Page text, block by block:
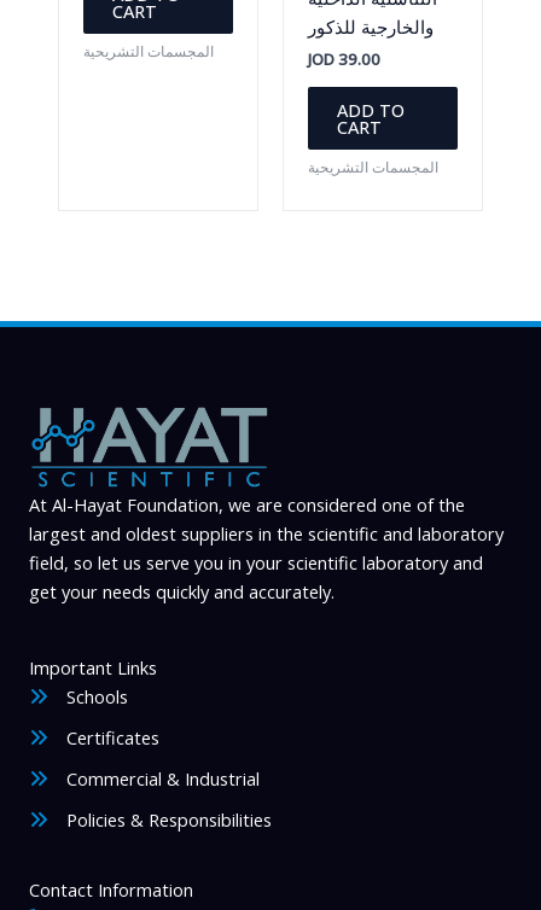
CART
المجسمات التشريحية
والخارجية للذكور
JOD39.00
ADD TO
CART
المجسمات التشريحية
At Al-Hayat Foundation, we are considered one of the
largest and oldest suppliers in the scientific and laboratory
field, so let us serve you in your scientific laboratory and
get your needs quickly and accurately.
Important Links
Schools
Certificates
Commercial & Industrial
Policies & Responsibilities
Contact Information